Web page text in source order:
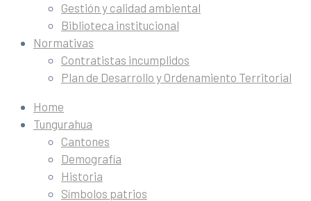
Gestión y calidad ambiental
Biblioteca institucional
Normativas
Contratistas incumplidos
Plan de Desarrollo y Ordenamiento Territorial
Home
Tungurahua
Cantones
Demografía
Historia
Símbolos patrios